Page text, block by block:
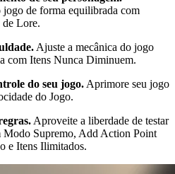
jogo de forma equilibrada com
Lore.
Ajuste a mecânica do jogo
com Itens Nunca Diminuem.
do seu jogo. Aprimore seu jogo
do Jogo.
Aproveite a liberdade de testar
Modo Supremo, Add Action Point
e Itens Ilimitados.